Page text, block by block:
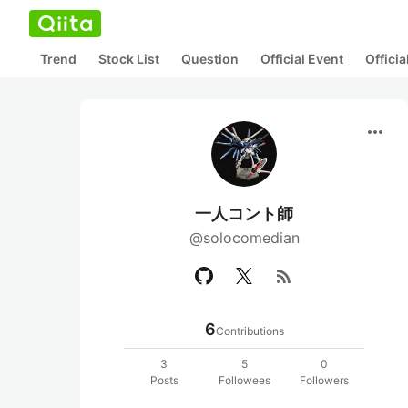
Trend Stock List Question Official Event
more_horiz
一人コント師
@solocomedian
rss_feed
6Contributions
3
Posts
5
Followees
0
Followers